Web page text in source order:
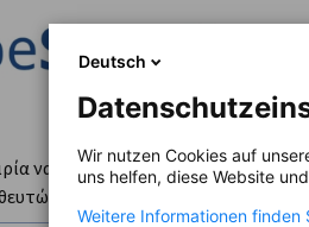
να προβληθείτε ως
AHK-Europe-Suppliers!
Deutsch
Wir nutzen Cookies auf
uns helfen, diese Website
Weitere Informationen finden